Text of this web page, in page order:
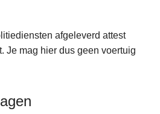
afgeleverd attest
Je mag hier dus geen voertuig